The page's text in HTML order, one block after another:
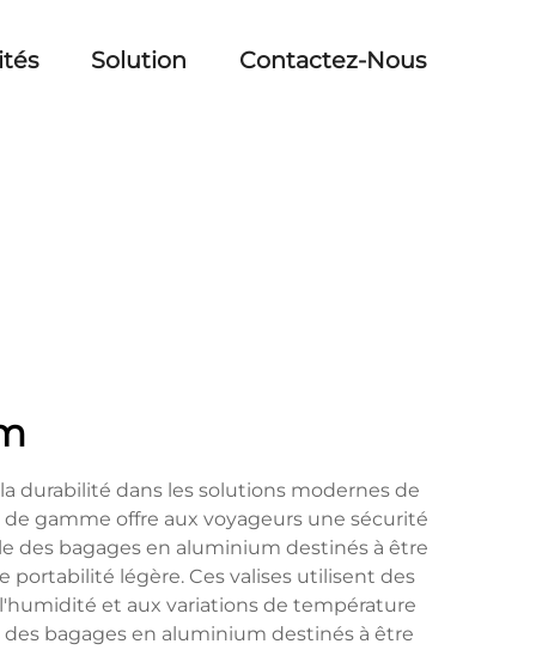
Solution Contactez-Nous
durabilité dans les solutions modernes de
gamme offre aux voyageurs une sécurité
des bagages en aluminium destinés à être
légère. Ces valises utilisent des
et aux variations de température
bagages en aluminium destinés à être